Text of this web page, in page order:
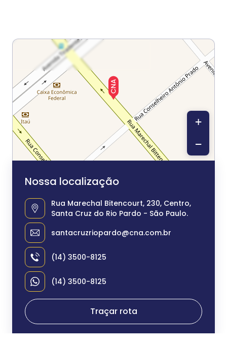
Nossa localização
Rua Marechal Bitencourt, 230, Centro,
Santa Cruz do Rio Pardo - São Paulo.
santacruzriopardo@cna.com.br
(14) 3500-8125
(14) 3500-8125
Traçar rota
+
−